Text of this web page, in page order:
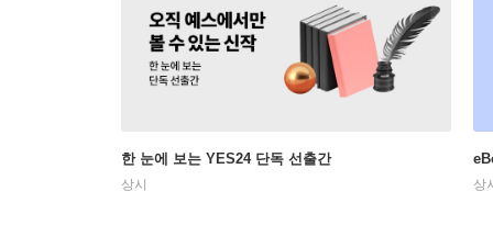
한 눈에 보는 YES24 단독 선출간
상시 상